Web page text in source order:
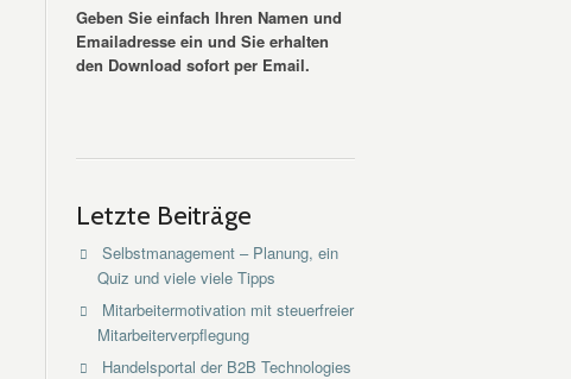
Geben Sie einfach Ihren Namen und
Emailadresse ein und Sie erhalten
den Download sofort per Email.
Letzte Beiträge
Selbstmanagement – Planung, ein
Quiz und viele viele Tipps
Mitarbeitermotivation mit steuerfreier
Mitarbeiterverpflegung
Handelsportal der B2B Technologies